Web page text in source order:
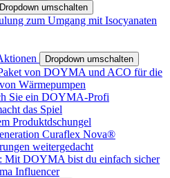
Dropdown umschalten
zum Umgang mit Isocyanaten
Dropdown umschalten
von DOYMA und ACO für die
Wärmepumpen
Sie ein DOYMA-Profi
das Spiel
Produktdschungel
Curaflex Nova®
weitergedacht
Mit DOYMA bist du einfach sicher
Influencer